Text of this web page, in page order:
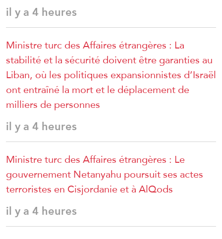
il y a 4 heures
Ministre turc des Affaires étrangères : La
stabilité et la sécurité doivent être garanties au
Liban, où les politiques expansionnistes d’Israël
ont entraîné la mort et le déplacement de
milliers de personnes
il y a 4 heures
Ministre turc des Affaires étrangères : Le
gouvernement Netanyahu poursuit ses actes
terroristes en Cisjordanie et à AlQods
il y a 4 heures